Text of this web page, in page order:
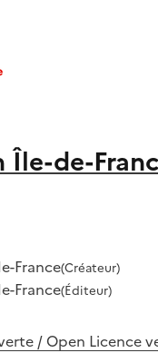
Île-de-
France(Créateur)
France(Éditeur)
/ Open Licence